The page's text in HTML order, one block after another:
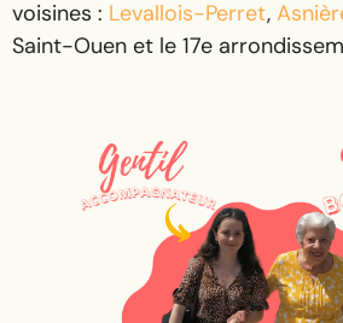
voisines : Levallois-Perret,
Saint-Ouen et le 17e